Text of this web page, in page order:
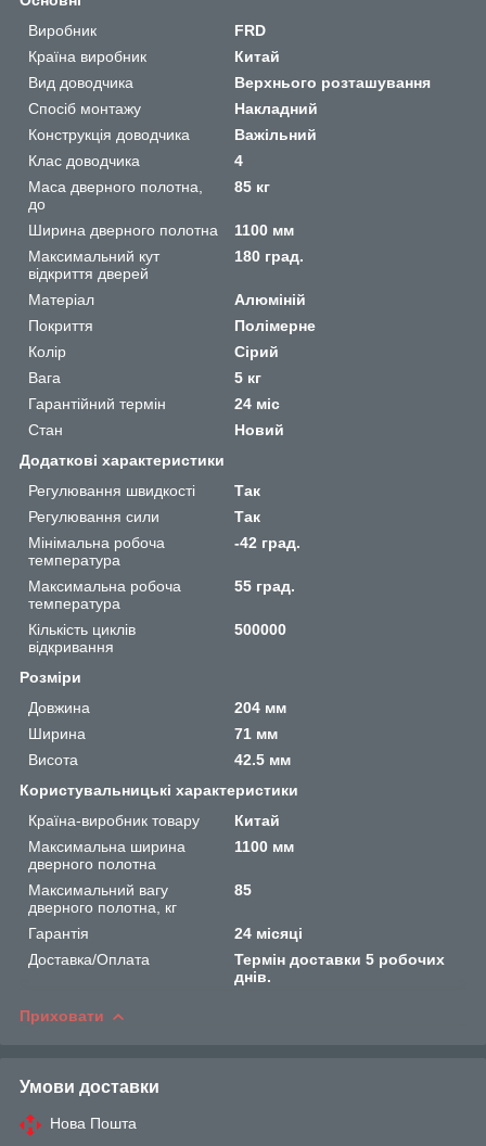
Виробник
FRD
Країна виробник
Китай
Вид доводчика
Верхнього розташування
Спосіб монтажу
Накладний
Конструкція доводчика
Важільний
Клас доводчика
4
Маса дверного полотна,
до
85 кг
Ширина дверного полотна
1100 мм
Максимальний кут
відкриття дверей
180 град.
Матеріал
Алюміній
Покриття
Полімерне
Колір
Сірий
Вага
5 кг
Гарантійний термін
24 міс
Стан
Новий
Додаткові характеристики
Регулювання швидкості
Так
Регулювання сили
Так
Мінімальна робоча
температура
-42 град.
Максимальна робоча
температура
55 град.
Кількість циклів
відкривання
500000
Розміри
Довжина
204 мм
Ширина
71 мм
Висота
42.5 мм
Користувальницькі характеристики
Країна-виробник товару
Китай
Максимальна ширина
дверного полотна
1100 мм
Максимальний вагу
дверного полотна, кг
85
Гарантія
24 місяці
Доставка/Оплата
Термін доставки 5 робочих
днів.
Приховати
Умови доставки
Нова Пошта